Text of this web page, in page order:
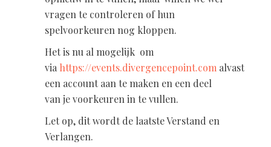
vragen te controleren of hun
spelvoorkeuren nog kloppen.
Het is nu al mogelijk om
via https://events.divergencepoint.com alvast
een account aan te maken en een deel
van je voorkeuren in te vullen.
Let op, dit wordt de laatste Verstand en
Verlangen.